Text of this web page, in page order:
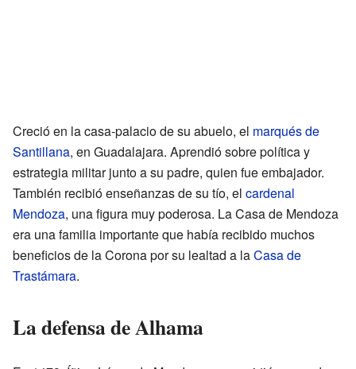
Creció en la casa-palacio de su abuelo, el marqués de
Santillana, en Guadalajara. Aprendió sobre política y
estrategia militar junto a su padre, quien fue embajador.
También recibió enseñanzas de su tío, el cardenal
Mendoza, una figura muy poderosa. La Casa de Mendoza
era una familia importante que había recibido muchos
beneficios de la Corona por su lealtad a laCasa de
Trastámara.
La defensa de Alhama